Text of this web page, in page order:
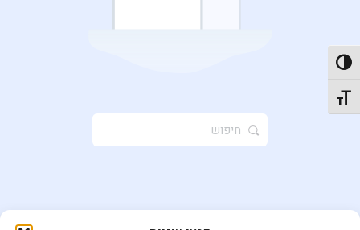
הפעל/כבה ניגודיות גבוהה
מתג גודל גופן
חיפוש
ל: